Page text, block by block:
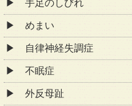
手足のしびれ
めまい
自律神経失調症
不眠症
外反母趾